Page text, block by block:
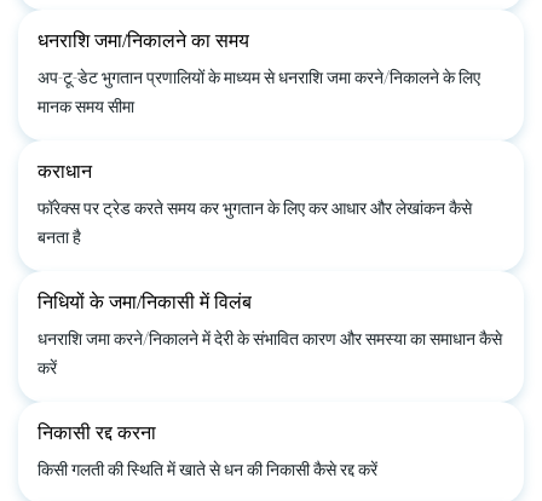
धनराशि जमा/निकालने का समय
अप-टू-डेट भुगतान प्रणालियों के माध्यम से धनराशि जमा करने/निकालने के लिए
मानक समय सीमा
कराधान
फॉरेक्स पर ट्रेड करते समय कर भुगतान के लिए कर आधार और लेखांकन कैसे
बनता है
निधियों के जमा/निकासी में विलंब
धनराशि जमा करने/निकालने में देरी के संभावित कारण और समस्या का समाधान कैसे
करें
निकासी रद्द करना
किसी गलती की स्थिति में खाते से धन की निकासी कैसे रद्द करें